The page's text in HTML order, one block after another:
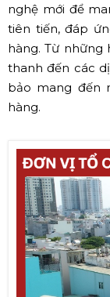
nghệ mới để
tiên tiến, đáp
hàng. Từ những
thanh đến các
bảo mang đến
hàng.